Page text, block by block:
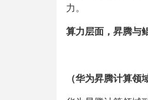
力。
算力层面，昇腾与
（华为昇腾计算领